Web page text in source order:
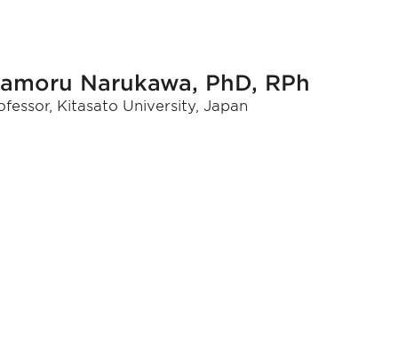
Narukawa, PhD, RPh
Kitasato University, Japan